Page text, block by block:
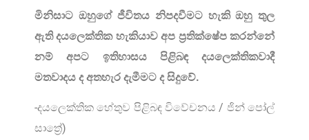
මිනිසාට ඔහුගේ ජීවිතය නිපදවීමට හැකි ඔහු තුල
ඇති දයලෙක්තික හැකියාව අප ප්‍රතික්ෂේප කරන්නේ
නම් අපට ඉතිහාසය පිළිබඳ දයලෙක්තිකවාදී
මතවාදය ද අතහැර දැමීමට ද සිදුවේ.
-දයලෙක්තික හේතුව පිළිබඳ විවේචනය / ජින් පෝල්
සාත්‍රේ)